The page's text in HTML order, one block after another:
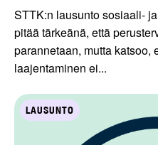
STTK:n lausunto sosiaali-
pitää tärkeänä, että
parannetaan, mutta
laajentaminen ei...
LAUSUNTO